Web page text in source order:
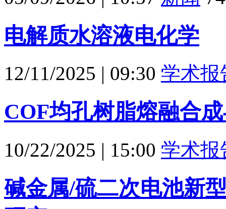
电解质水溶液电化学
12/11/2025 | 09:30 学术报
COF均孔树脂熔融合
10/22/2025 | 15:00 学术报
碱金属/硫二次电池新